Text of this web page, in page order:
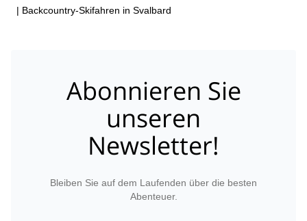
| Backcountry-Skifahren in Svalbard
Abonnieren Sie
unseren
Newsletter!
Bleiben Sie auf dem Laufenden über die besten
Abenteuer.